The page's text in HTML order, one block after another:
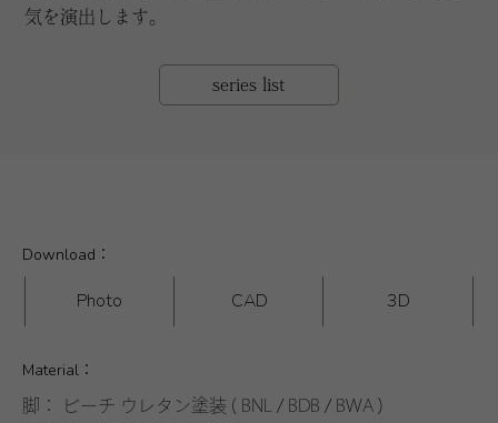
気を演出します。
series list
Download：
Photo CAD 3D
Material：
脚： ビーチ ウレタン塗装 ( BNL / BDB / BWA )